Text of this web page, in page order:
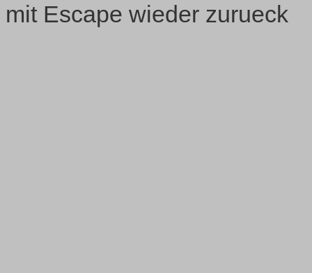
mit Escape wieder zurueck